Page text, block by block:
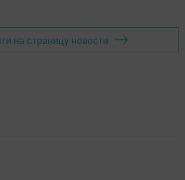
на страницу новости